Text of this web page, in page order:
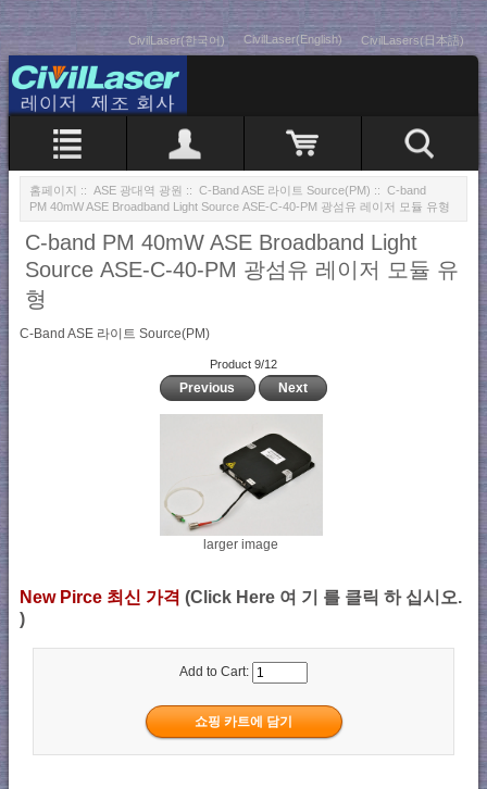
CivilLaser(한국어) CivilLaser(English) CivilLasers(日本語)
홈페이지 :: ASE 광대역 광원 :: C-Band ASE 라이트 Source(PM) :: C-band
PM 40mW ASE Broadband Light Source ASE-C-40-PM 광섬유 레이저 모듈 유형
C-band PM 40mW ASE Broadband Light
Source ASE-C-40-PM 광섬유 레이저 모듈 유
형
C-Band ASE 라이트 Source(PM)
Product 9/12
Previous Next
larger image
New Pirce 최신 가격 (Click Here 여 기 를 클릭 하 십시오.
)
Add to Cart: